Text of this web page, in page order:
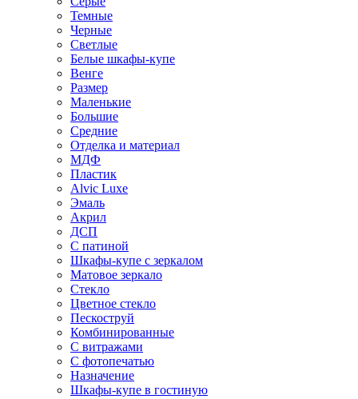
Темные
Черные
Светлые
Белые шкафы-купе
Венге
Размер
Маленькие
Большие
Средние
Отделка и материал
МДФ
Пластик
Alvic Luxe
Эмаль
Акрил
ДСП
С патиной
Шкафы-купе с зеркалом
Матовое зеркало
Стекло
Цветное стекло
Пескоструй
Комбинированные
С витражами
С фотопечатью
Назначение
Шкафы-купе в гостиную